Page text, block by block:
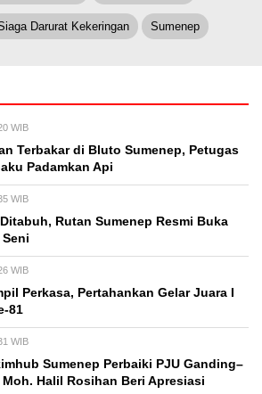
Darurat Kekeringan Sumenep
WIB
Terbakar di Bluto Sumenep, Petugas
Padamkan Api
WIB
Rutan Sumenep Resmi Buka
WIB
Perkasa, Pertahankan Gelar Juara I
81
WIB
Sumenep Perbaiki PJU Ganding–
Halil Rosihan Beri Apresiasi